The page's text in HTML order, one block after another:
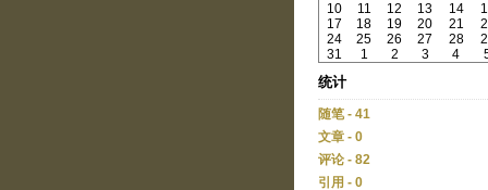
10
11 12 13 14
17
18 19 20 21
24
25 26 27 28
31
1 2 3 4
统计
随笔 - 41
文章 - 0
评论 - 82
引用 - 0